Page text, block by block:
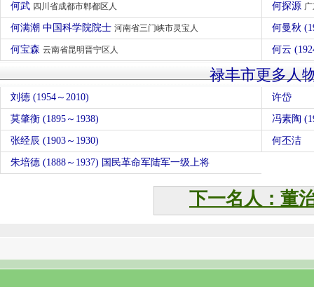
何武 四川省成都市郫都区人 何探源
何满潮 中国科学院院士 河南省三门峡市灵宝人 何曼秋
何宝森 云南省昆明晋宁区人 何云
禄丰市更多人
刘德 (1954～2010) 许岱
莫肇衡 (1895～1938) 冯素陶
张经辰 (1903～1930) 何丕洁
朱培德 (1888～1937) 国民革命军陆军一级上将
下一名人：董